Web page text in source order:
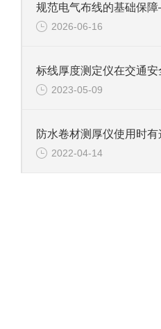
2026-06-16
2023-05-09
2022-04-14